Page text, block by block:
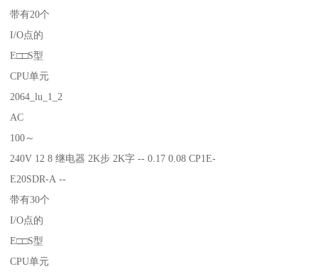
带有20个
I/O点的
E□□S型
CPU单元
2064_lu_1_2
AC
100～
240V 12 8 继电器 2K步 2K字 -- 0.17 0.08 CP1E-
E20SDR-A --
带有30个
I/O点的
E□□S型
CPU单元